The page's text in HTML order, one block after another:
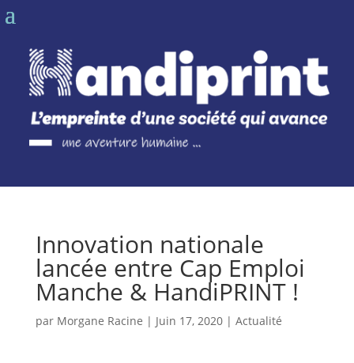
Innovation nationale
lancée entre Cap Emploi
Manche & HandiPRINT !
par Morgane Racine | Juin 17, 2020| Actualité